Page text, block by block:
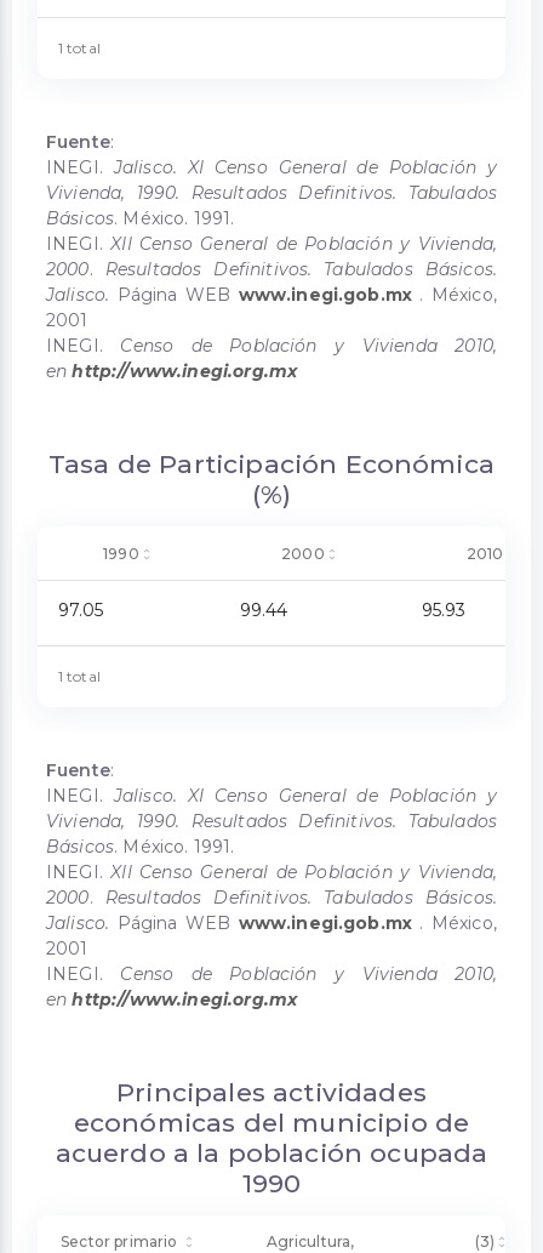
1 total
Fuente:
INEGI.Jalisco. XI Censo General de Población y
Vivienda, 1990. Resultados Definitivos. Tabulados
Básicos. México. 1991.
INEGI.XII Censo General de Población y Vivienda,
2000. Resultados Definitivos. Tabulados Básicos.
Jalisco. Página WEB www.inegi.gob.mx . México,
2001
INEGI. Censo de Población y Vivienda 2010,
enhttp://www.inegi.org.mx
Tasa de Participación Económica
(%)
1990 2000 2010
97.05 99.44 95.93
1 total
Fuente:
INEGI.Jalisco. XI Censo General de Población y
Vivienda, 1990. Resultados Definitivos. Tabulados
Básicos. México. 1991.
INEGI.XII Censo General de Población y Vivienda,
2000. Resultados Definitivos. Tabulados Básicos.
Jalisco. Página WEB www.inegi.gob.mx . México,
2001
INEGI. Censo de Población y Vivienda 2010,
enhttp://www.inegi.org.mx
Principales actividades
económicas del municipio de
acuerdo a la población ocupada
1990
Sector primario
Agricultura,
(3)